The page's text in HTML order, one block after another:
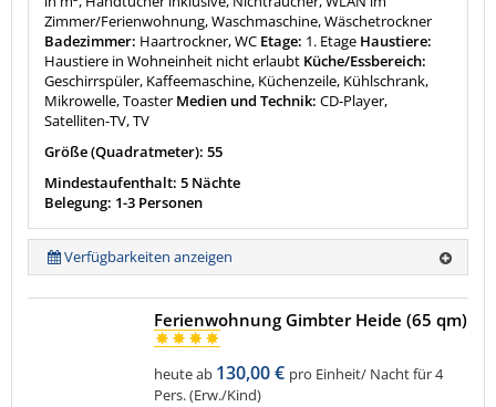
Zimmer/Ferienwohnung, Waschmaschine, Wäschetrockner
Badezimmer: Haartrockner, WC Etage: 1. Etage Haustiere:
Haustiere in Wohneinheit nicht erlaubt Küche/Essbereich:
Geschirrspüler, Kaffeemaschine, Küchenzeile, Kühlschrank,
Mikrowelle, Toaster Medien und Technik: CD-Player,
Satelliten-TV, TV
Größe (Quadratmeter): 55
Mindestaufenthalt: 5 Nächte
Belegung: 1-3 Personen
Verfügbarkeiten anzeigen
Ferienwohnung Gimbter Heide (65 qm)
heute ab 130,00 € pro Einheit/ Nacht für 4
Pers. (Erw./Kind)